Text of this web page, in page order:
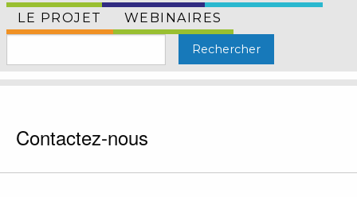
LE PROJET
WEBINAIRES
Contactez-nous